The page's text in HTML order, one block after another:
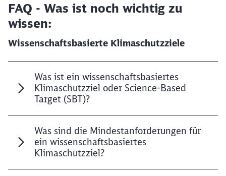
FAQ - Was ist noch wichtig zu
wissen:
Wissenschaftsbasierte Klimaschutzziele
Was ist ein wissenschaftsbasiertes
Klimaschutzziel oder Science-Based
Target (SBT)?
Was sind die Mindestanforderungen für
ein wissenschaftsbasiertes
Klimaschutzziel?